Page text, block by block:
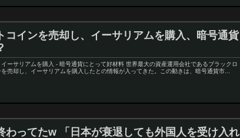
コインを売却し、イーサリアムを購入、暗号通貨
ーサリアムを購入 - 暗号通貨にとって好材料 世界最大の資産運用会社であるブラックロ
売却し、イーサリアムを購入したとの情報が入ってきた。この動きは、暗号通貨市...
わってたw 「日本が衰退しても外国人を受け入れ